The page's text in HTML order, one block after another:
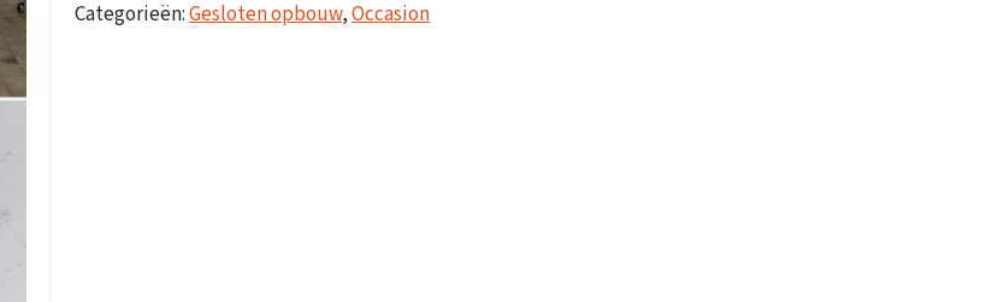
Categorieën:Gesloten opbouw,Occasion